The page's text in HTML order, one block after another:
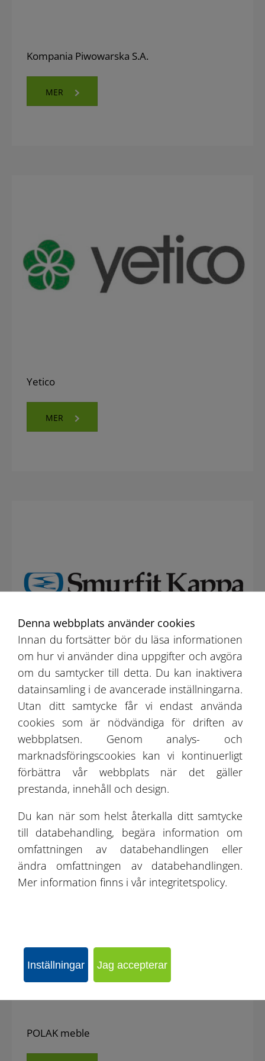
Kompania Piwowarska S.A.
MER
Yetico
MER
Smurfit Kappa Konin Sp. z o.o.
MER
POLAK meble
Denna webbplats använder cookies
Innan du fortsätter bör du läsa informationen
om hur vi använder dina uppgifter och avgöra
om du samtycker till detta. Du kan inaktivera
datainsamling i de avancerade inställningarna.
Utan ditt samtycke får vi endast använda
cookies som är nödvändiga för driften av
webbplatsen. Genom analys- och
marknadsföringscookies kan vi kontinuerligt
förbättra vår webbplats när det gäller
prestanda, innehåll och design.
Du kan när som helst återkalla ditt samtycke
till databehandling, begära information om
omfattningen av databehandlingen eller
ändra omfattningen av databehandlingen.
Mer information finns i vår integritetspolicy.
Inställningar Jag accepterar